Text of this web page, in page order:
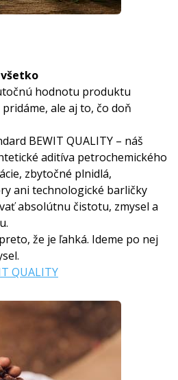
hodnotu produktu
ale aj to, čo doň
BEWIT QUALITY – náš
aditíva petrochemického
zbytočné plnidlá,
ani technologické barličky
absolútnu čistotu, zmysel a
že je ľahká. Ideme po nej
QUALITY